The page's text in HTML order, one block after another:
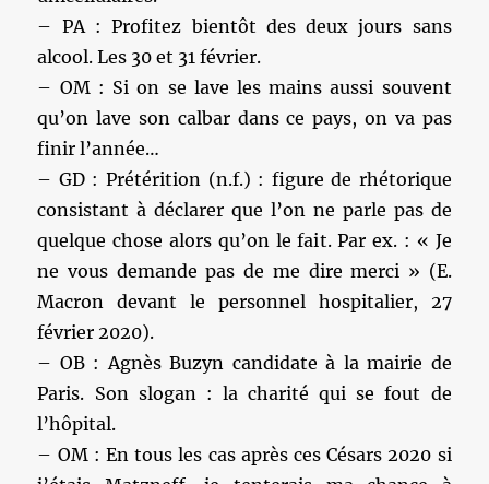
– PA : Profitez bientôt des deux jours sans
alcool. Les 30 et 31 février.
– OM : Si on se lave les mains aussi souvent
qu’on lave son calbar dans ce pays, on va pas
finir l’année…
– GD : Prétérition (n.f.) : figure de rhétorique
consistant à déclarer que l’on ne parle pas de
quelque chose alors qu’on le fait. Par ex. : « Je
ne vous demande pas de me dire merci » (E.
Macron devant le personnel hospitalier, 27
février 2020).
– OB : Agnès Buzyn candidate à la mairie de
Paris. Son slogan : la charité qui se fout de
l’hôpital.
– OM : En tous les cas après ces Césars 2020 si